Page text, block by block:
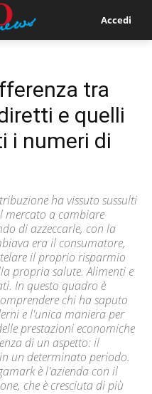
Accedi
tra
e quelli
i numeri di
ha vissuto sussulti
a cambiare
di azzeccarle, con la
era il consumatore,
il proprio risparmio
propria salute. Alimenti e
In questo quadro è
chi ha saputo
e l'unica maniera per
prestazioni economiche
di un aspetto: il
un determinato periodo.
è l'azienda con il
che è cresciuta di più